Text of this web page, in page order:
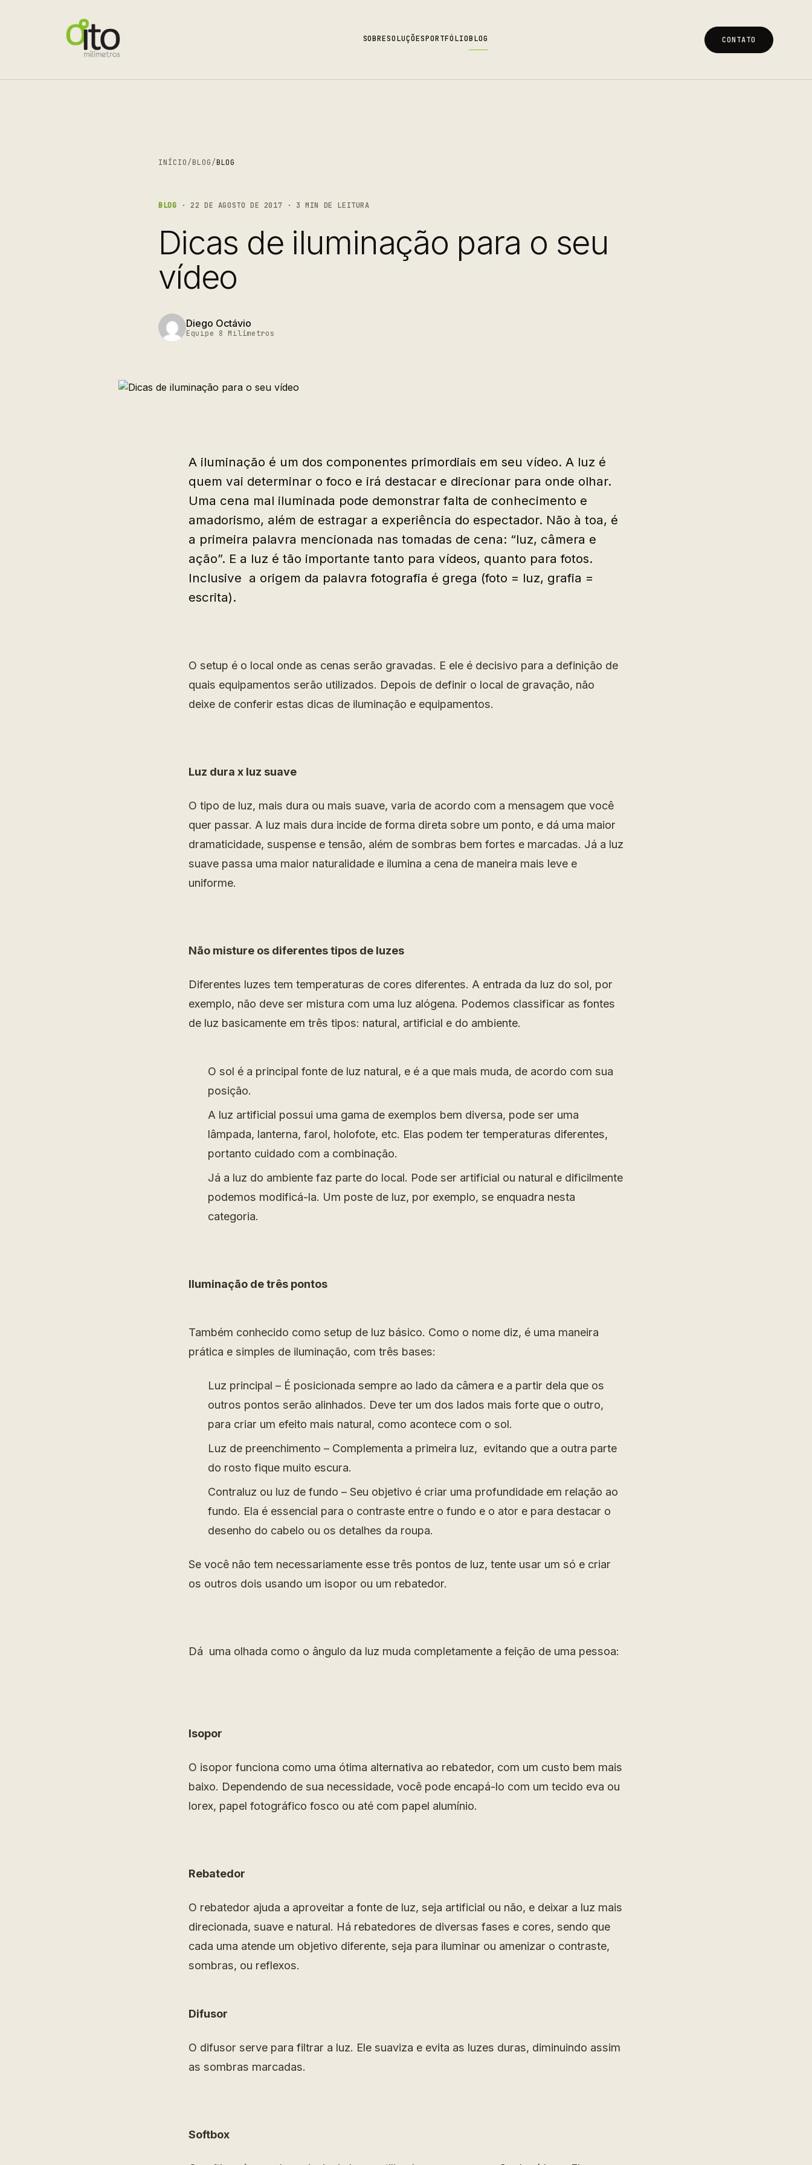
SOBRESOLUÇÕESPORTFÓLIOBLOG CONTATO
INÍCIO/BLOG/BLOG
BLOG · 22 DE AGOSTO DE 2017 · 3 MIN DE LEITURA
Dicas de iluminação para o seu
vídeo
Diego Octávio
Equipe 8 Milímetros
A iluminação é um dos componentes primordiais em seu vídeo. A luz é
quem vai determinar o foco e irá destacar e direcionar para onde olhar.
Uma cena mal iluminada pode demonstrar falta de conhecimento e
amadorismo, além de estragar a experiência do espectador. Não à toa, é
a primeira palavra mencionada nas tomadas de cena: “luz, câmera e
ação”. E a luz é tão importante tanto para vídeos, quanto para fotos.
Inclusive a origem da palavra fotografia é grega (foto = luz, grafia =
escrita).
O setup é o local onde as cenas serão gravadas. E ele é decisivo para a definição de
quais equipamentos serão utilizados. Depois de definir o local de gravação, não
deixe de conferir estas dicas de iluminação e equipamentos.
Luz dura x luz suave
O tipo de luz, mais dura ou mais suave, varia de acordo com a mensagem que você
quer passar. A luz mais dura incide de forma direta sobre um ponto, e dá uma maior
dramaticidade, suspense e tensão, além de sombras bem fortes e marcadas. Já a luz
suave passa uma maior naturalidade e ilumina a cena de maneira mais leve e
uniforme.
Não misture os diferentes tipos de luzes
Diferentes luzes tem temperaturas de cores diferentes. A entrada da luz do sol, por
exemplo, não deve ser mistura com uma luz alógena. Podemos classificar as fontes
de luz basicamente em três tipos: natural, artificial e do ambiente.
O sol é a principal fonte de luz natural, e é a que mais muda, de acordo com sua
posição.
A luz artificial possui uma gama de exemplos bem diversa, pode ser uma
lâmpada, lanterna, farol, holofote, etc. Elas podem ter temperaturas diferentes,
portanto cuidado com a combinação.
Já a luz do ambiente faz parte do local. Pode ser artificial ou natural e dificilmente
podemos modificá-la. Um poste de luz, por exemplo, se enquadra nesta
categoria.
Iluminação de três pontos
Também conhecido como setup de luz básico. Como o nome diz, é uma maneira
prática e simples de iluminação, com três bases:
Luz principal – É posicionada sempre ao lado da câmera e a partir dela que os
outros pontos serão alinhados. Deve ter um dos lados mais forte que o outro,
para criar um efeito mais natural, como acontece com o sol.
Luz de preenchimento – Complementa a primeira luz, evitando que a outra parte
do rosto fique muito escura.
Contraluz ou luz de fundo – Seu objetivo é criar uma profundidade em relação ao
fundo. Ela é essencial para o contraste entre o fundo e o ator e para destacar o
desenho do cabelo ou os detalhes da roupa.
Se você não tem necessariamente esse três pontos de luz, tente usar um só e criar
os outros dois usando um isopor ou um rebatedor.
Dá uma olhada como o ângulo da luz muda completamente a feição de uma pessoa:
Isopor
O isopor funciona como uma ótima alternativa ao rebatedor, com um custo bem mais
baixo. Dependendo de sua necessidade, você pode encapá-lo com um tecido eva ou
lorex, papel fotográfico fosco ou até com papel alumínio.
Rebatedor
O rebatedor ajuda a aproveitar a fonte de luz, seja artificial ou não, e deixar a luz mais
direcionada, suave e natural. Há rebatedores de diversas fases e cores, sendo que
cada uma atende um objetivo diferente, seja para iluminar ou amenizar o contraste,
sombras, ou reflexos.
Difusor
O difusor serve para filtrar a luz. Ele suaviza e evita as luzes duras, diminuindo assim
as sombras marcadas.
Softbox